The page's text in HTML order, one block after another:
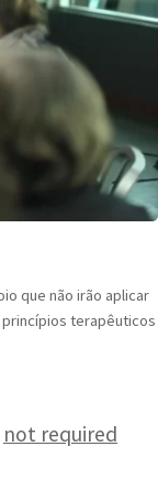
que não irão aplicar
princípios terapêuticos
not required